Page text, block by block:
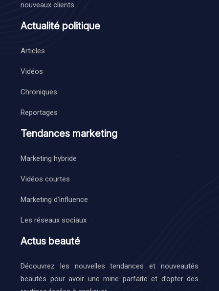
nouveaux clients.
Actualité politique
Articles
Vidéos
Chroniques
Reportages
Tendances marketing
Marketing hybride
Vidéos courtes
Marketing d’influence
Les réseaux sociaux
Actus beauté
Découvrez les nouvelles tendances et nouveautés
beautés pour avoir une mine parfaite et d’opter des